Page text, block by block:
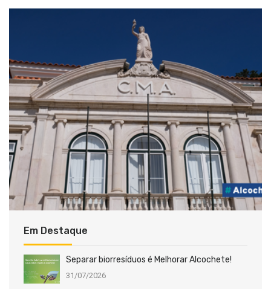
Em Destaque
Separar biorresíduos é Melhorar Alcochete!
31/07/2026